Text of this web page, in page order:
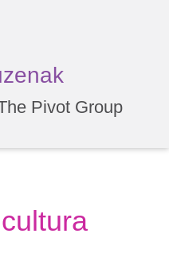
Pivot Group